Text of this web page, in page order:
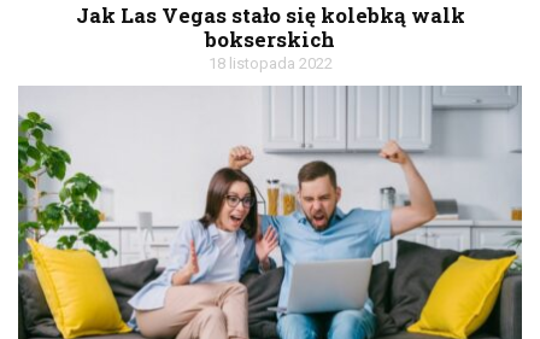
Jak Las Vegas stało się kolebką walk
bokserskich
18 listopada 2022